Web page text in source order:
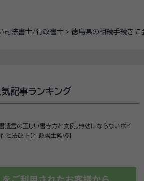
司法書士/行政書士 徳島県の相続手続き
気記事ランキング
遺言の正しい書き方と文例。無効にならないポイ
件と法改正【行政書士監修】